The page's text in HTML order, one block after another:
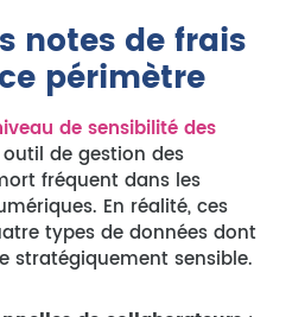
notes de frais
périmètre
de sensibilité des
de gestion des
fréquent dans les
En réalité, ces
types de données dont
stratégiquement sensible.